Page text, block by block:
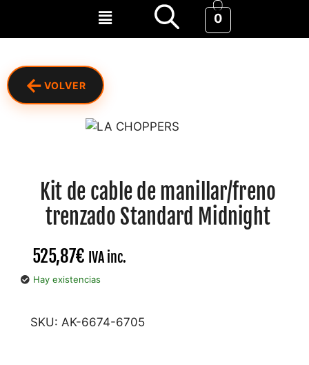
0
← VOLVER
Kit de cable de manillar/freno
trenzado Standard Midnight
525,87€ IVA inc.
Hay existencias
SKU: AK-6674-6705